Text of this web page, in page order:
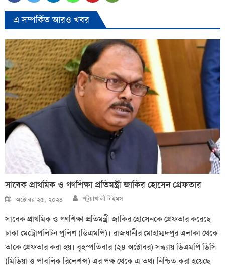
এ সম্পর্কিত আরও খবর
সাবেক প্রাথমিক ও গণশিক্ষা প্রতিমন্ত্রী জাকির হোসেন গ্রেফতার
Posted
on
অক্টোবর ২৫, ২০২৪ Author
পটুয়াখালী টাইমস
সাবেক প্রাথমিক ও গণশিক্ষা প্রতিমন্ত্রী জাকির হোসেনকে গ্রেফতার করেছে
ঢাকা মেট্রোপলিটন পুলিশ (ডিএমপি)। রাজধানীর মোহাম্মদপুর এলাকা থেকে
তাকে গ্রেফতার করা হয়। বৃহস্পতিবার (২৪ অক্টোবর) সন্ধ্যায় ডিএমপি ডিসি
(মিডিয়া ও পাবলিক রিলেশন্স) এর পক্ষ থেকে এ তথ্য নিশ্চিত করা হয়েছে